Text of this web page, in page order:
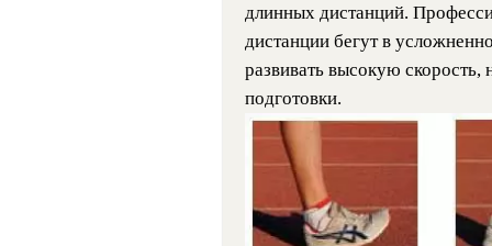
длинных дистанций.
дистанции бегут в
развивать высокую
подготовки.